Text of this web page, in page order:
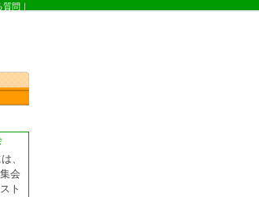
質問 ｜
、
会
ト